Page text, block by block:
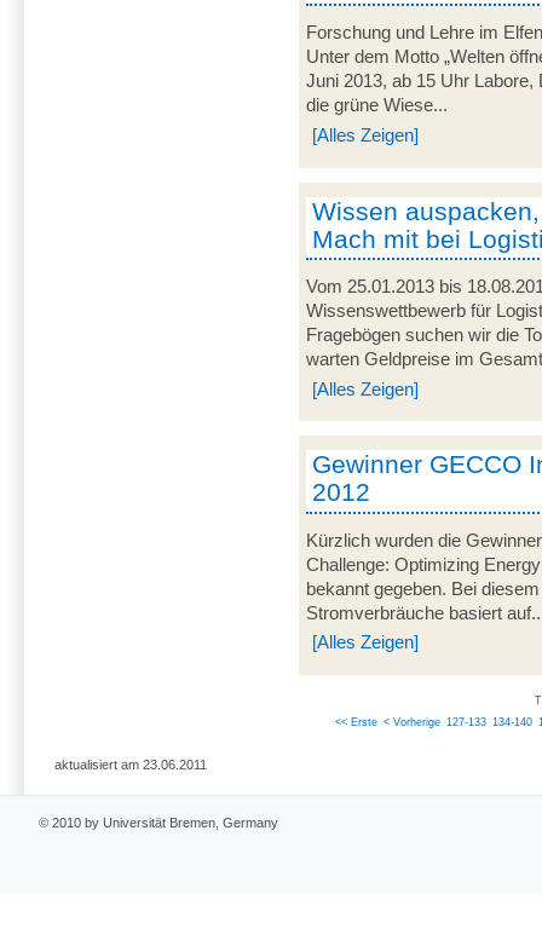
Forschung und Lehre im
Unter dem Motto „Welten
Juni 2013, ab 15 Uhr
die grüne Wiese...
[Alles Zeigen]
Wissen
Mach mit bei
Vom 25.01.2013 bis
Wissenswettbewerb für
Fragebögen suchen wir die
warten Geldpreise im
[Alles Zeigen]
Gewinner GECCO
2012
Kürzlich wurden die
Challenge: Optimizing
bekannt gegeben. Bei
Stromverbräuche basiert
[Alles Zeigen]
<< Erste < Vorherige 127-133 134-140
aktualisiert am 23.06.2011
© 2010 by Universität Bremen, Germany